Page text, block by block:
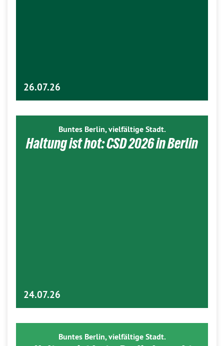
26.07.26
Buntes Berlin, vielfältige Stadt.
Haltung ist hot: CSD 2026 in Berlin
24.07.26
Buntes Berlin, vielfältige Stadt.